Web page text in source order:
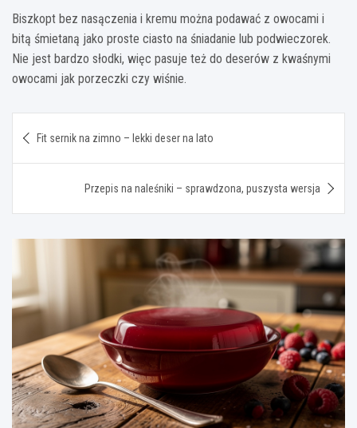
Biszkopt bez nasączenia i kremu można podawać z owocami i
bitą śmietaną jako proste ciasto na śniadanie lub podwieczorek.
Nie jest bardzo słodki, więc pasuje też do deserów z kwaśnymi
owocami jak porzeczki czy wiśnie.
wpisu
Fit sernik na zimno – lekki deser na lato
Przepis na naleśniki – sprawdzona, puszysta wersja